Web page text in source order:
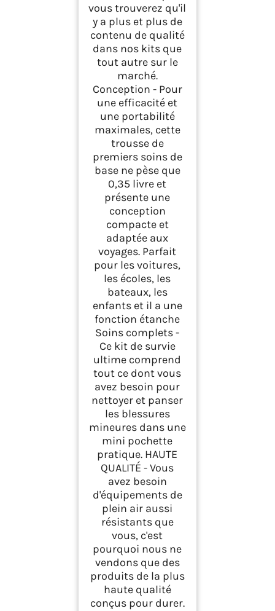
vous trouverez qu'il
y a plus et plus de
contenu de qualité
dans nos kits que
tout autre sur le
marché.
Conception - Pour
une efficacité et
une portabilité
maximales, cette
trousse de
premiers soins de
base ne pèse que
0,35 livre et
présente une
conception
compacte et
adaptée aux
voyages. Parfait
pour les voitures,
les écoles, les
bateaux, les
enfants et il a une
fonction étanche
Soins complets -
Ce kit de survie
ultime comprend
tout ce dont vous
avez besoin pour
nettoyer et panser
les blessures
mineures dans une
mini pochette
pratique. HAUTE
QUALITÉ - Vous
avez besoin
d'équipements de
plein air aussi
résistants que
vous, c'est
pourquoi nous ne
vendons que des
produits de la plus
haute qualité
conçus pour durer.